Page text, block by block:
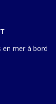
en mer à bord